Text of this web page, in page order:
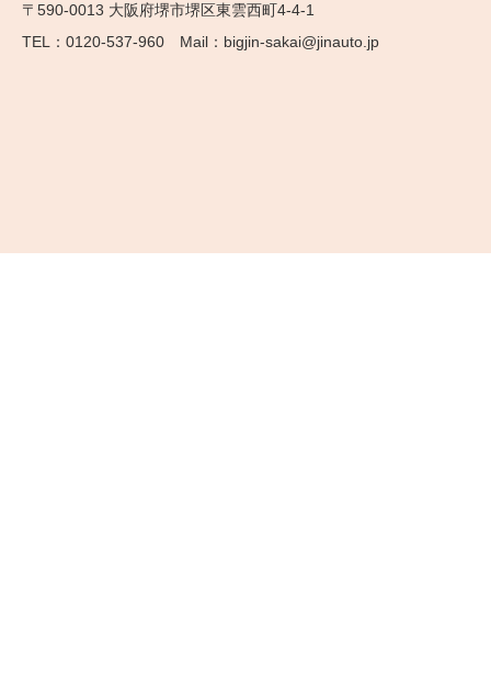
〒590-0013 大阪府堺市堺区東雲西町4-4-1
0120-537-960
bigjin-sakai@jinauto.jp